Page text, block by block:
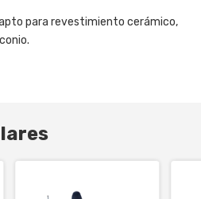
para revestimiento cerámico,